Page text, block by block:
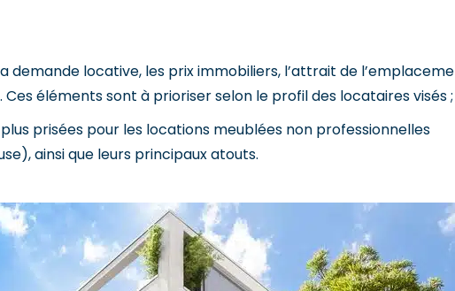
demande locative, les prix immobiliers, l’attrait de
éléments sont à prioriser selon le profil des locataires visés ;
prisées pour les locations meublées non professionnelles
ainsi que leurs principaux atouts.